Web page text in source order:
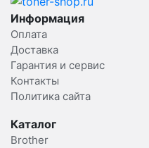
Информация
Оплата
Доставка
Гарантия и сервис
Контакты
Политика сайта
Каталог
Brother